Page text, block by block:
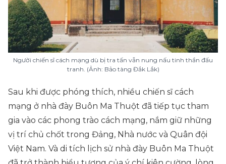
Người chiến sĩ cách mạng dù bị tra tấn vẫn nung nấu tinh thần đấu
tranh. (Ảnh: Bảo tàng Đắk Lắk)
Sau khi được phóng thích, nhiều chiến sĩ cách
mạng ở nhà đày Buôn Ma Thuột đã tiếp tục tham
gia vào các phong trào cách mạng, nắm giữ những
vị trí chủ chốt trong Đảng, Nhà nước và Quân đội
Việt Nam. Và di tích lịch sử nhà đày Buôn Ma Thuột